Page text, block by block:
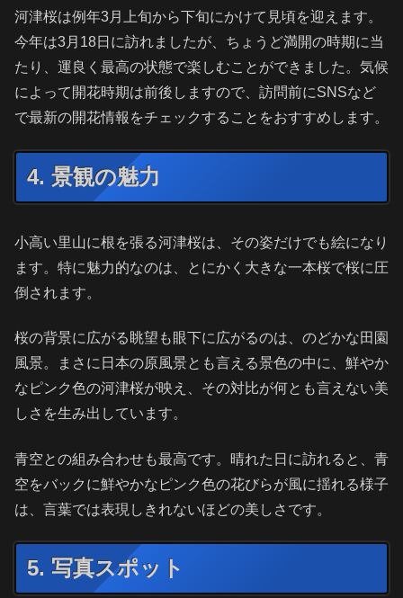
河津桜は例年3月上旬から下旬にかけて見頃を迎えます。
今年は3月18日に訪れましたが、ちょうど満開の時期に当
たり、運良く最高の状態で楽しむことができました。気候
によって開花時期は前後しますので、訪問前にSNSなど
で最新の開花情報をチェックすることをおすすめします。
4. 景観の魅力
小高い里山に根を張る河津桜は、その姿だけでも絵になり
ます。特に魅力的なのは、とにかく大きな一本桜で桜に圧
倒されます。
桜の背景に広がる眺望も眼下に広がるのは、のどかな田園
風景。まさに日本の原風景とも言える景色の中に、鮮やか
なピンク色の河津桜が映え、その対比が何とも言えない美
しさを生み出しています。
青空との組み合わせも最高です。晴れた日に訪れると、青
空をバックに鮮やかなピンク色の花びらが風に揺れる様子
は、言葉では表現しきれないほどの美しさです。
5. 写真スポット